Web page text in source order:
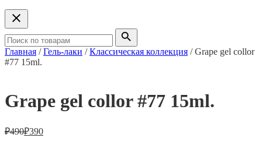
Главная /Гель-лаки /Классическая коллекция / Grape gel collor
#77 15ml.
Grape gel collor #77 15ml.
₽490₽390